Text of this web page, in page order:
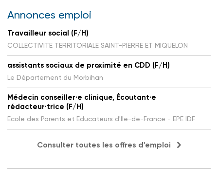
Annonces emploi
Travailleur social (F/H)
COLLECTIVITE TERRITORIALE SAINT-PIERRE ET MIQUELON
assistants sociaux de proximité en CDD (F/H)
Le Département du Morbihan
Médecin conseiller·e clinique, Écoutant·e
rédacteur·trice (F/H)
Ecole des Parents et Educateurs d'Ile-de-France - EPE IDF
Consulter toutes les offres d'emploi